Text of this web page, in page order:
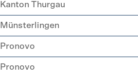
Kanton Thurgau
Münsterlingen
Pronovo
Pronovo